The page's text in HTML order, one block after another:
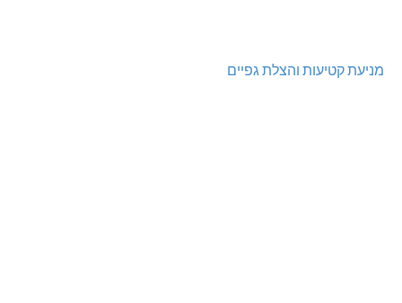
מניעת קטיעות והצלת גפיים